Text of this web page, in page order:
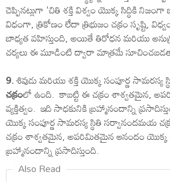
చెప్పినట్లుగా 'చితి శక్తి విశ్వం యొక్క సిద్ధికి
విధంగా, త్రికోణం లేదా త్రిభుజం చక్రం సృష్టి,
బాధ్యత వహిస్తుంది, అయితే తిరోధన మరియు
చర్యలు ఈ మూడింటి ద్వారా మాత్రమే
9.శివుడు మరియు శక్తి యొక్క సంపూర్ణ సామరస్య
చక్రంలో ఉంది. కాబట్టి ఈ చక్రం శాశ్వతమైన,
వ్యక్తిత్వం. ఇది సాధకునికి బ్రహ్మానందాన్ని
యొక్క సంపూర్ణ సామరస్య స్థితి సర్వానందమయ
చక్రం శాశ్వతమైన, అపరిమితమైన ఆనందం యొక్క
బ్రహ్మానందాన్ని ప్రసాదిస్తుంది.
Also Read